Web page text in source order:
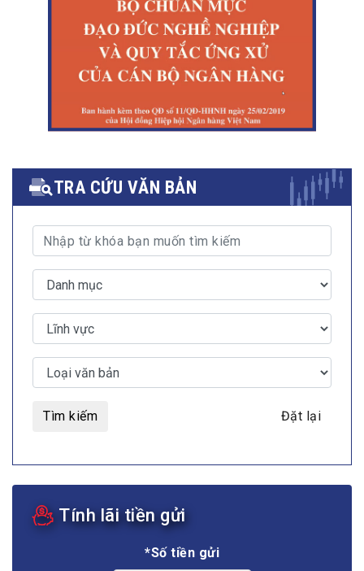
TRA CỨU VĂN BẢN
Tìm kiếm Đặt lại
Tính lãi tiền gửi
*Số tiền gửi